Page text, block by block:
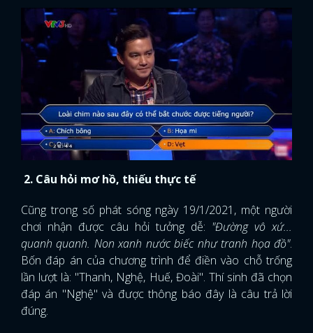
2. Câu hỏi mơ hồ, thiếu thực tế
Cũng trong số phát sóng ngày 19/1/2021, một người
chơi nhận được câu hỏi tưởng dễ: "Đường vô xứ...
quanh quanh. Non xanh nước biếc như tranh họa đồ".
Bốn đáp án của chương trình để điền vào chỗ trống
lần lượt là: "Thanh, Nghệ, Huế, Đoài". Thí sinh đã chọn
đáp án "Nghệ" và được thông báo đây là câu trả lời
đúng.